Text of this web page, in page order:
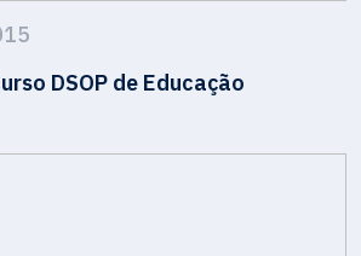
DSOP de Educação